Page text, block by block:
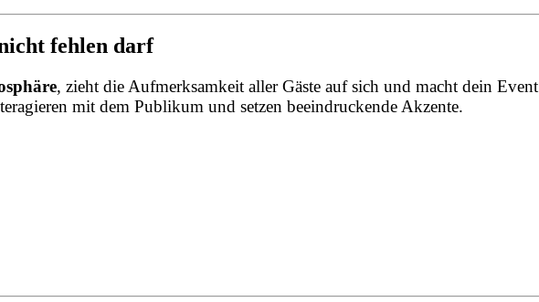
fehlen darf
, zieht die Aufmerksamkeit aller Gäste auf sich und macht dein Event
mit dem Publikum und setzen beeindruckende Akzente.